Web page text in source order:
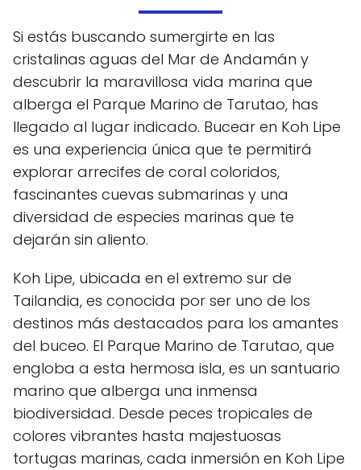
Si estás buscando sumergirte en las
cristalinas aguas del Mar de Andamán y
descubrir la maravillosa vida marina que
alberga el Parque Marino de Tarutao, has
llegado al lugar indicado. Bucear en Koh Lipe
es una experiencia única que te permitirá
explorar arrecifes de coral coloridos,
fascinantes cuevas submarinas y una
diversidad de especies marinas que te
dejarán sin aliento.
Koh Lipe, ubicada en el extremo sur de
Tailandia, es conocida por ser uno de los
destinos más destacados para los amantes
del buceo. El Parque Marino de Tarutao, que
engloba a esta hermosa isla, es un santuario
marino que alberga una inmensa
biodiversidad. Desde peces tropicales de
colores vibrantes hasta majestuosas
tortugas marinas, cada inmersión en Koh Lipe